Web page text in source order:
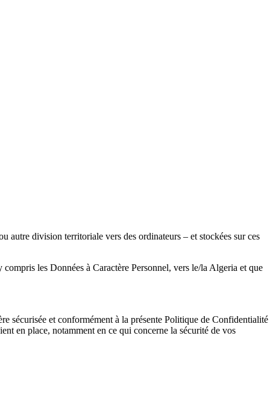
autre division territoriale vers des ordinateurs – et stockées sur ces
les Données à Caractère Personnel, vers le/la Algeria et que
sécurisée et conformément à la présente Politique de Confidentialité
en place, notamment en ce qui concerne la sécurité de vos